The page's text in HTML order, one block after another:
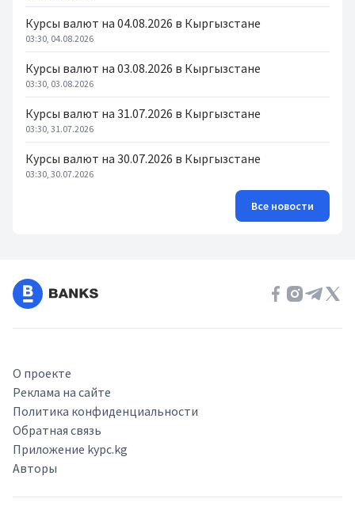
Курсы валют на 04.08.2026 в Кыргызстане
03:30, 04.08.2026
Курсы валют на 03.08.2026 в Кыргызстане
03:30, 03.08.2026
Курсы валют на 31.07.2026 в Кыргызстане
03:30, 31.07.2026
Курсы валют на 30.07.2026 в Кыргызстане
03:30, 30.07.2026
Все новости
О проекте
Реклама на сайте
Политика конфиденциальности
Обратная связь
Приложение kypc.kg
Авторы